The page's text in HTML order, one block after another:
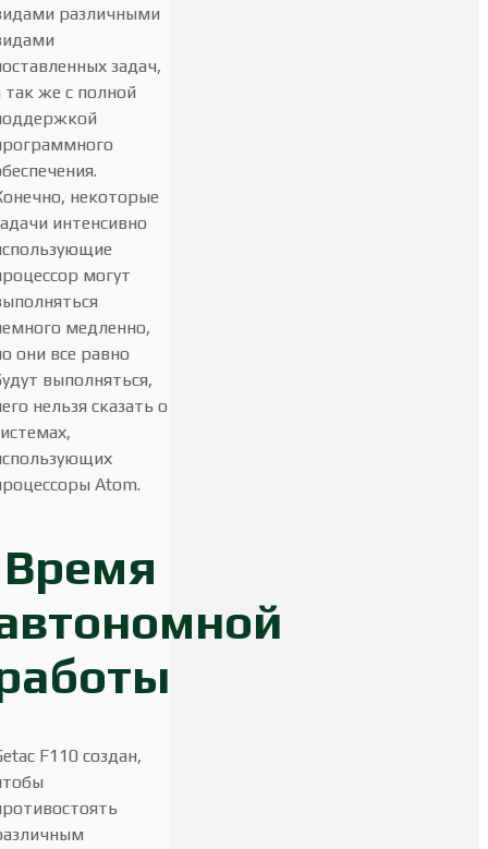
различными
задач,
так же с полной
некоторые
интенсивно
могут
медленно,
они все равно
выполняться,
нельзя сказать о
Atom.
Время
F110 создан,